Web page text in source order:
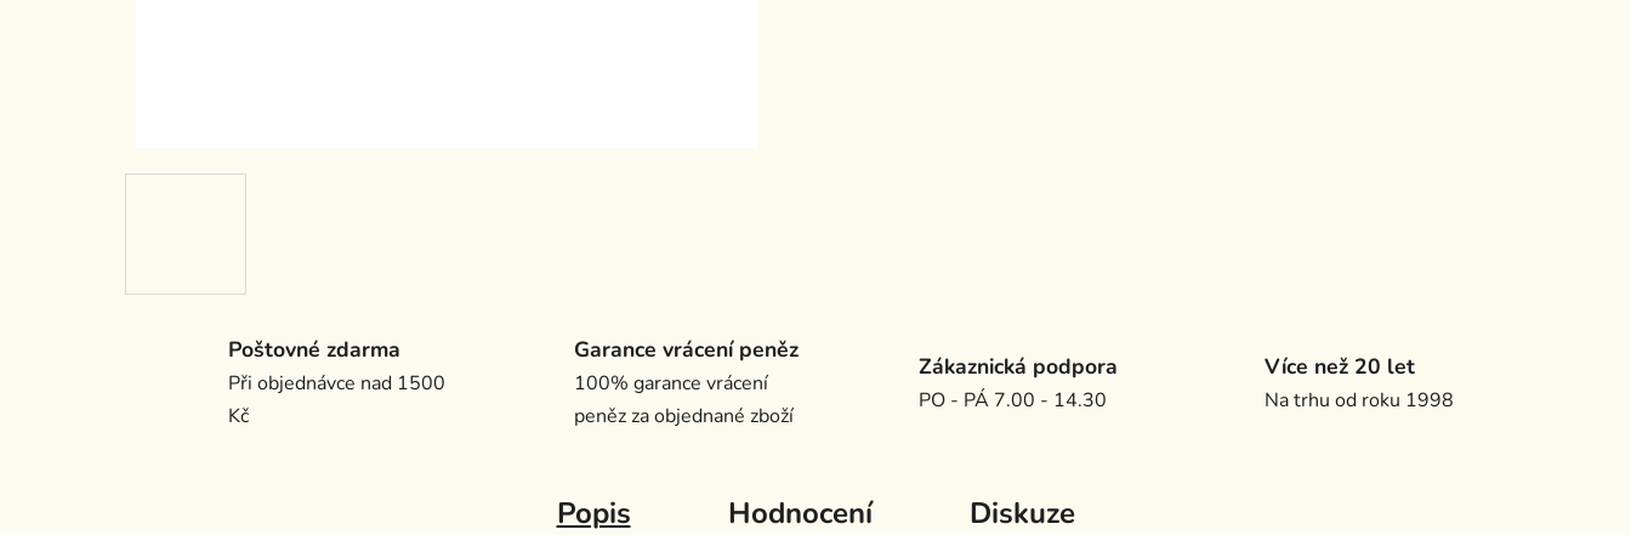
Poštovné zdarma
Při objednávce nad 1500
Kč
Garance vrácení peněz
100% garance vrácení
peněz za objednané zboží
Zákaznická podpora
PO - PÁ 7.00 - 14.30
Více než 20 let
Na trhu od roku 1998
Popis Hodnocení Diskuze